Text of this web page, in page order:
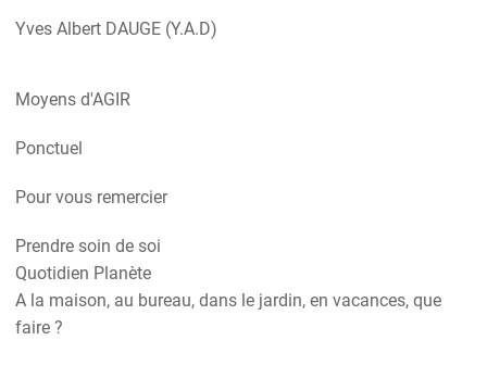
Yves Albert DAUGE (Y.A.D)
Moyens d'AGIR
Ponctuel
Pour vous remercier
Prendre soin de soi
Quotidien Planète
A la maison, au bureau, dans le jardin, en vacances, que
faire ?